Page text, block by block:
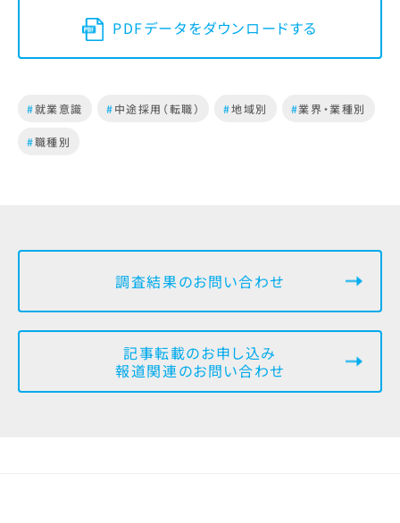
PDFデータをダウンロードする
#就業意識 #中途採用（転職） #地域別 #業界・業種別
#職種別
調査結果のお問い合わせ
記事転載のお申し込み
報道関連のお問い合わせ